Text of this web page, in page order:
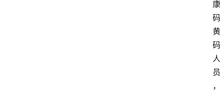
康
码
黄
码
人
员
，